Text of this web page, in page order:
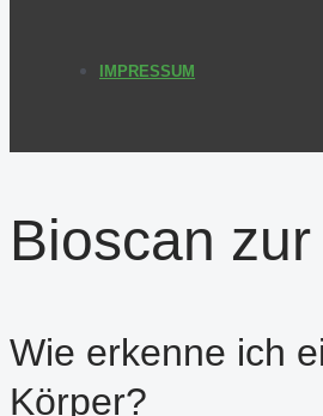
IMPRESSUM
Bioscan
Wie erkenne ich
Körper?